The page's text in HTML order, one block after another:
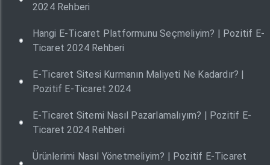
2024 Rehberi
Hangi E-Ticaret Platformunu Seçmeliyim? | Pozitif E-
Ticaret 2024 Rehberi
E-Ticaret Sitesi Kurmanın Maliyeti Ne Kadardır? |
Pozitif E-Ticaret 2024
E-Ticaret Sitemi Nasıl Pazarlamalıyım? | Pozitif E-
Ticaret 2024 Rehberi
Ürünlerimi Nasıl Yönetmeliyim? | Pozitif E-Ticaret